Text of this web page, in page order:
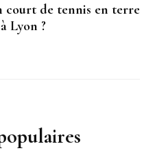
de tennis en terre
Lyon ?